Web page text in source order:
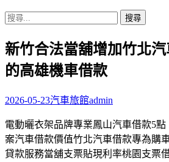
搜
關
鍵
字:
新竹合法當舖增加竹北
的高雄機車借款
2026-05-23汽車旅館admin
電動曬衣架品牌專業鳳山汽車借款5點
案汽車借款價值竹北汽車借款專為購
貸款服務當舖支票貼現利率桃園支票